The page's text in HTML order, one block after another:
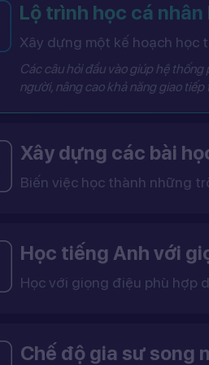
Lộ trình học cá nhân
Xây dựng một kế hoạch học
Các câu hỏi đầu vào giúp hệ
người, nâng cao khả năng giao
Xây dựng các bài
Biến việc học thành những
Học tiếng Anh với
Học với giọng điệu phù hợp
Chế độ gia sư song